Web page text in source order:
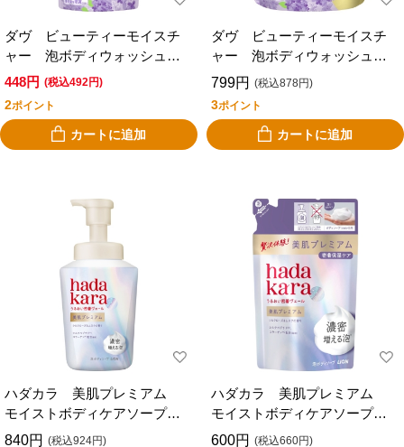
ダヴ ビューティーモイスチ
ャー 泡ボディウォッシュ
ブーケ 替 ４３０ｇ
448円 (税込492円)
2ポイント
カートに追加
ダヴ ビューティーモイスチ
ャー 泡ボディウォッシュ
ブーケ 替 ７５０ｇ
799円 (税込878円)
3ポイント
カートに追加
ハダカラ 美肌プレミアム
モイストボディケアソープ
泡タイプ 本体 ５００ｍｌ
840円 (税込924円)
ハダカラ 美肌プレミアム
モイストボディケアソープ
泡タイプ 詰替 ３６０ｍｌ
600円 (税込660円)